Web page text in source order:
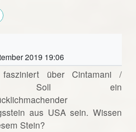
2019 19:06
über Cintamani /
Soll ein
aus USA sein. Wissen
Stein?